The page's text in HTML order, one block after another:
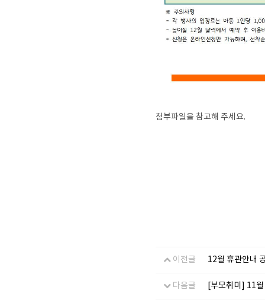
첨부파일을 참고해 주세요.
이전글 12월 휴관안내
다음글 [부모취미] 11